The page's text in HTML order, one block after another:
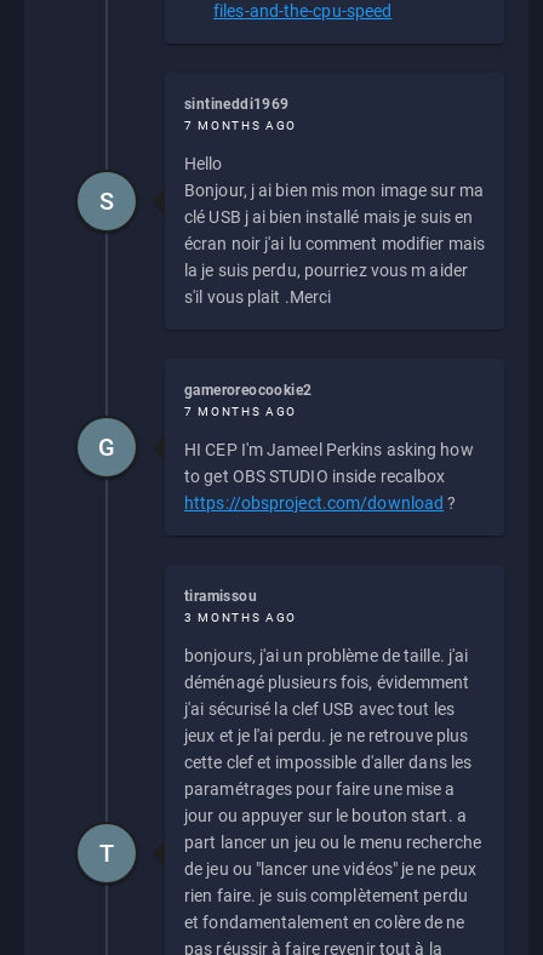
files-and-the-cpu-speed
sintineddi1969
7 MONTHS AGO
Hello
Bonjour, j ai bien mis mon image sur ma
clé USB j ai bien installé mais je suis en
écran noir j'ai lu comment modifier mais
la je suis perdu, pourriez vous m aider
s'il vous plait .Merci
S
gameroreocookie2
7 MONTHS AGO
HI CEP I'm Jameel Perkins asking how
to get OBS STUDIO inside recalbox
https://obsproject.com/download ?
G
tiramissou
3 MONTHS AGO
bonjours, j'ai un problème de taille. j'ai
déménagé plusieurs fois, évidemment
j'ai sécurisé la clef USB avec tout les
jeux et je l'ai perdu. je ne retrouve plus
cette clef et impossible d'aller dans les
paramétrages pour faire une mise a
jour ou appuyer sur le bouton start. a
part lancer un jeu ou le menu recherche
de jeu ou "lancer une vidéos" je ne peux
rien faire. je suis complètement perdu
et fondamentalement en colère de ne
pas réussir à faire revenir tout à la
T